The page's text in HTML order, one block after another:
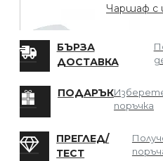
Чаршаф с
БЪРЗА
ДОСТАВКА
ПОДАРЪК
поръчка
ПРЕГЛЕД/
ТЕСТ